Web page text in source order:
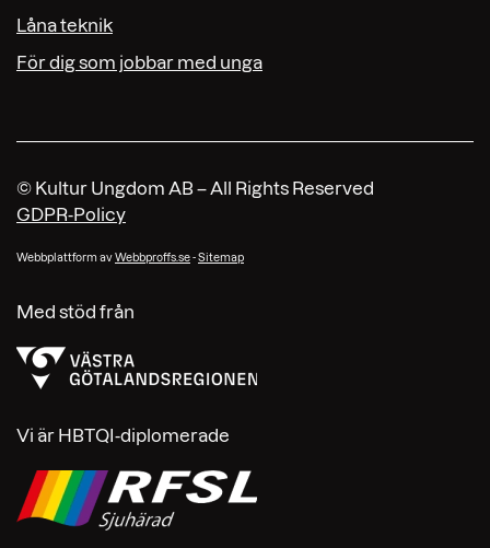
Låna teknik
För dig som jobbar med unga
© Kultur Ungdom AB – All Rights Reserved
GDPR-Policy
Webbplattform avWebbproffs.se-Sitemap
Med stöd från
Vi är HBTQI-diplomerade